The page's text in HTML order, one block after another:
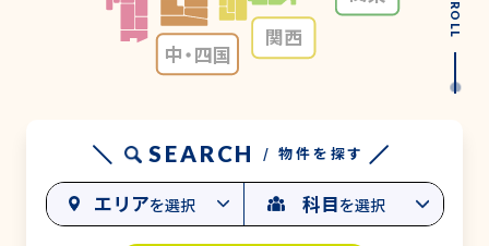
関西
中・四国
SEARCH / 物件を探す
エリアを選択 科目を選択